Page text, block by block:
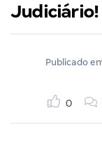
Judiciário!
Publicado
0